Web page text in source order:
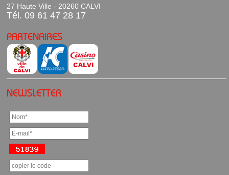
27 Haute Ville - 20260 CALVI
Tél. 09 61 47 28 17
PARTENAIRES
NEWSLETTER